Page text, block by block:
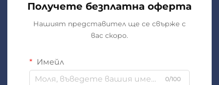
Получете безплатна оферта
Нашият представител ще се свърже с
вас скоро.
Имейл
0/100